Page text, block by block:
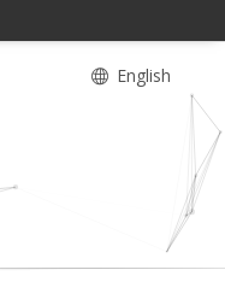
English